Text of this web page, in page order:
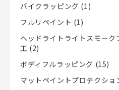
バイクラッピング (1)
フルリペイント (1)
ヘッドライトライトスモー
工 (2)
ボディフルラッピング (15)
マットペイントプロテクショ